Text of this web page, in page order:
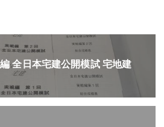
全日本宅建公開模試 宅地建